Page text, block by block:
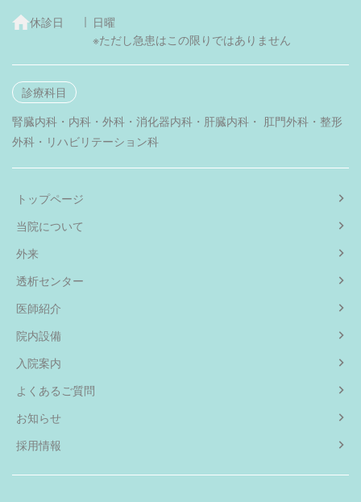
休診日
日曜
※ただし急患はこの限りではありません
診療科目
腎臓内科・内科・外科・消化器内科・肝臓内科・ 肛門外科・整形
外科・リハビリテーション科
トップページ
当院について
外来
透析センター
医師紹介
院内設備
入院案内
よくあるご質問
お知らせ
採用情報